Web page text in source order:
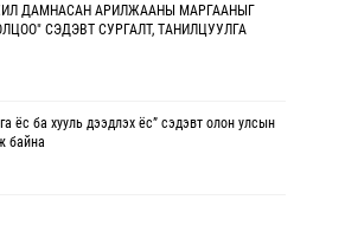
ДАМНАСАН АРИЛЖААНЫ МАРГААНЫГ
СЭДЭВТ СУРГАЛТ, ТАНИЛЦУУЛГА
ёс ба хууль дээдлэх ёс” сэдэвт олон улсын
байна